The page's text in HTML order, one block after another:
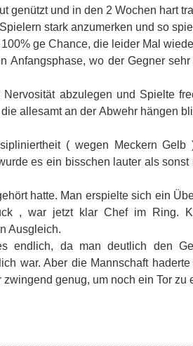
genützt und in den 2 Wochen hart
stark anzumerken und so
ge Chance, die leider Mal
Anfangsphase, wo der Gegner
abzulegen und Spielte
allesamt an der Abwehr hängen
( wegen Meckern Gelb
es ein bisschen lauter als
hatte. Man erspielte sich ein
, war jetzt klar Chef im Ring.
Ausgleich.
endlich, da man deutlich den
war. Aber die Mannschaft
genug, um noch ein Tor zu